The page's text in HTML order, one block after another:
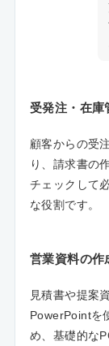
受発注・在庫
顧客からの受
り、請求書の
チェックして
な役割です。
営業資料の作
見積書や提案
PowerPointを
め、基礎的な